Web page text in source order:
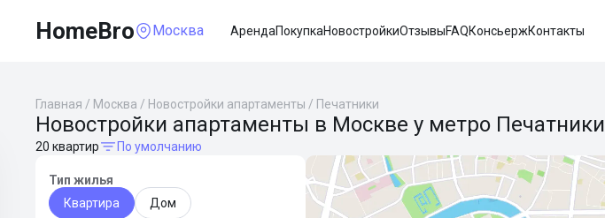
HomeBro Москва АрендаПокупкаНовостройкиОтзывыFAQКонсьержКонтакты
Главная / Москва / Новостройки апартаменты / Печатники
Новостройки апартаменты в Москве у метро Печатники
20 квартир По умолчанию
Тип жилья
Квартира
Дом